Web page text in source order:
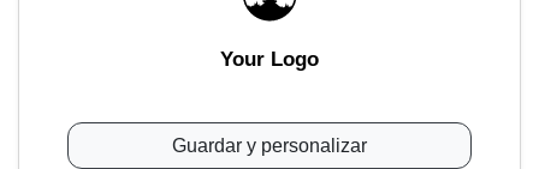
Your Logo
Guardar y personalizar